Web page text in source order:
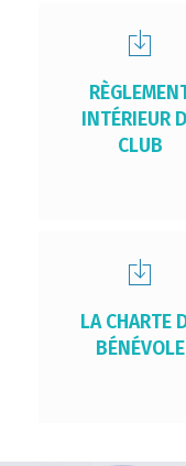
INTÉRIEUR
CLUB
LA CHARTE
BÉNÉVOLE